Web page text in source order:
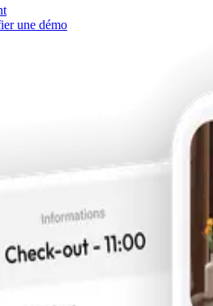
une démo